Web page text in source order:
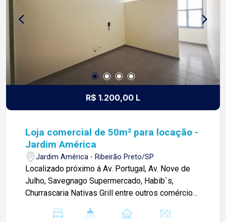
R$ 1.200,00 L
Loja comercial de 50m² para locação -
Jardim América
Jardim América - Ribeirão Preto/SP
Localizado próximo á Av. Portugal, Av. Nove de
Julho, Savegnago Supermercado, Habib`s,
Churrascaria Nativas Grill entre outros comércios.